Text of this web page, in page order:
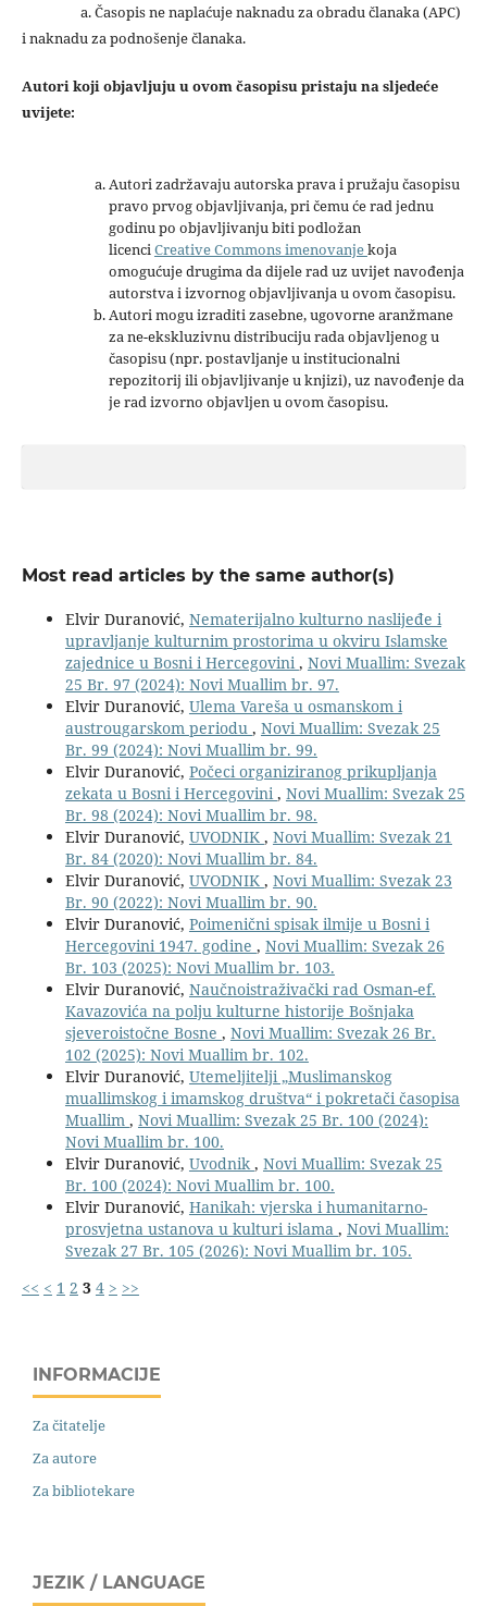
a. Časopis ne naplaćuje naknadu za obradu članaka (APC)
i naknadu za podnošenje članaka.
Autori koji objavljuju u ovom časopisu pristaju na sljedeće
uvijete:
Autori zadržavaju autorska prava i pružaju časopisu
pravo prvog objavljivanja, pri čemu će rad jednu
godinu po objavljivanju biti podložan
licenciCreative Commons imenovanjekoja
omogućuje drugima da dijele rad uz uvijet navođenja
autorstva i izvornog objavljivanja u ovom časopisu.
Autori mogu izraditi zasebne, ugovorne aranžmane
za ne-ekskluzivnu distribuciju rada objavljenog u
časopisu (npr. postavljanje u institucionalni
repozitorij ili objavljivanje u knjizi), uz navođenje da
je rad izvorno objavljen u ovom časopisu.
Most read articles by the same author(s)
Elvir Duranović, Nematerijalno kulturno naslijeđe i
upravljanje kulturnim prostorima u okviru Islamske
zajednice u Bosni i Hercegovini, Novi Muallim: Svezak
25 Br. 97 (2024): Novi Muallim br. 97.
Elvir Duranović, Ulema Vareša u osmanskom i
austrougarskom periodu , Novi Muallim: Svezak 25
Br. 99 (2024): Novi Muallim br. 99.
Elvir Duranović, Počeci organiziranog prikupljanja
zekata u Bosni i Hercegovini, Novi Muallim: Svezak 25
Br. 98 (2024): Novi Muallim br. 98.
Elvir Duranović, UVODNIK , Novi Muallim: Svezak 21
Br. 84 (2020): Novi Muallim br. 84.
Elvir Duranović, UVODNIK , Novi Muallim: Svezak 23
Br. 90 (2022): Novi Muallim br. 90.
Elvir Duranović, Poimenični spisak ilmije u Bosni i
Hercegovini 1947. godine , Novi Muallim: Svezak 26
Br. 103 (2025): Novi Muallim br. 103.
Elvir Duranović, Naučnoistraživački rad Osman-ef.
Kavazovića na polju kulturne historije Bošnjaka
sjeveroistočne Bosne , Novi Muallim: Svezak 26 Br.
102 (2025): Novi Muallim br. 102.
Elvir Duranović, Utemeljitelji „Muslimanskog
muallimskog i imamskog društva“ i pokretači časopisa
Muallim , Novi Muallim: Svezak 25 Br. 100 (2024):
Novi Muallim br. 100.
Elvir Duranović, Uvodnik , Novi Muallim: Svezak 25
Br. 100 (2024): Novi Muallim br. 100.
Elvir Duranović, Hanikah: vjerska i humanitarno-
prosvjetna ustanova u kulturi islama , Novi Muallim:
Svezak 27 Br. 105 (2026): Novi Muallim br. 105.
<< < 1 2 3 4 > >>
INFORMACIJE
Za čitatelje
Za autore
Za bibliotekare
JEZIK / LANGUAGE